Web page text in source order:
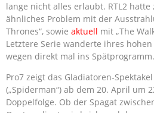
lange nicht alles erlaubt. RTL2 hatte
ähnliches Problem mit der
Thrones“, sowie aktuell mit „The
Letztere Serie wanderte ihres
wegen direkt mal ins Spätprogramm.
Pro7 zeigt das Gladiatoren-
(„Spiderman“) ab dem 20. April um
Doppelfolge. Ob der Spagat